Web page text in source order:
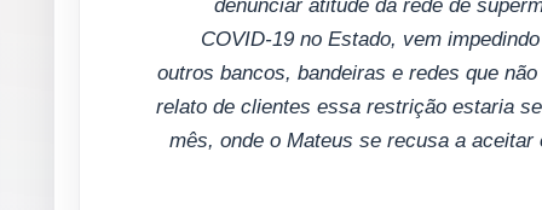
denunciar atitude da rede de
COVID-19 no Estado, vem
outros bancos, bandeiras e redes que
relato de clientes essa restrição estaria
mês, onde o Mateus se recusa a